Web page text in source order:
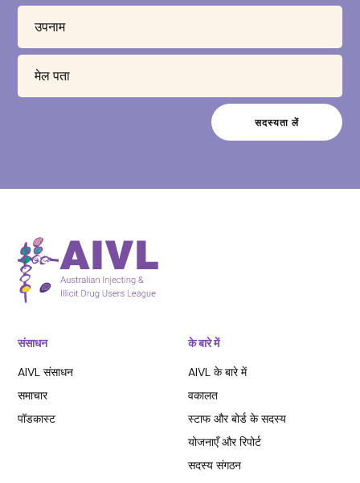
संसाधन
AIVL संसाधन
समाचार
पॉडकास्ट
के बारे में
AIVL के बारे में
वकालत
स्टाफ और बोर्ड के सदस्य
योजनाएँ और रिपोर्ट
सदस्य संगठन